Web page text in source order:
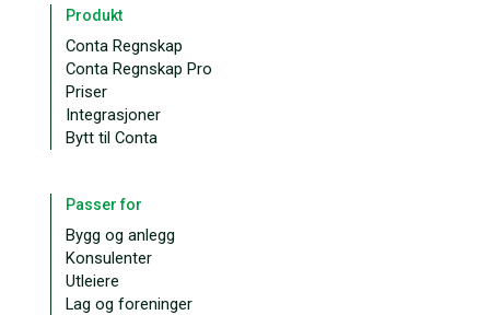
Produkt
Conta Regnskap
Conta Regnskap Pro
Priser
Integrasjoner
Bytt til Conta
Passer for
Bygg og anlegg
Konsulenter
Utleiere
Lag og foreninger